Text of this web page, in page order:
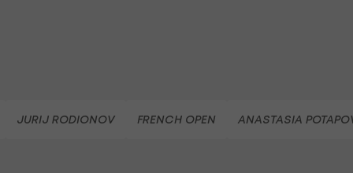
JURIJ RODIONOV FRENCH OPEN ANASTASIA